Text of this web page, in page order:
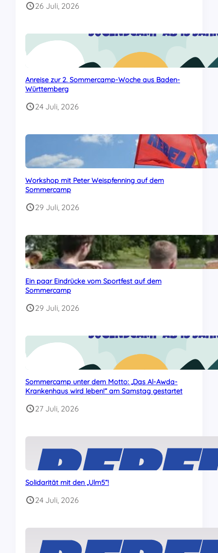
26 Juli, 2026
Anreise zur 2. Sommercamp-Woche aus Baden-
Württemberg
24 Juli, 2026
Workshop mit Peter Weispfenning auf dem
Sommercamp
29 Juli, 2026
Ein paar Eindrücke vom Sportfest auf dem
Sommercamp
29 Juli, 2026
Sommercamp unter dem Motto: „Das Al-Awda-
Krankenhaus wird leben!“ am Samstag gestartet
27 Juli, 2026
Solidarität mit den „Ulm5“!
24 Juli, 2026